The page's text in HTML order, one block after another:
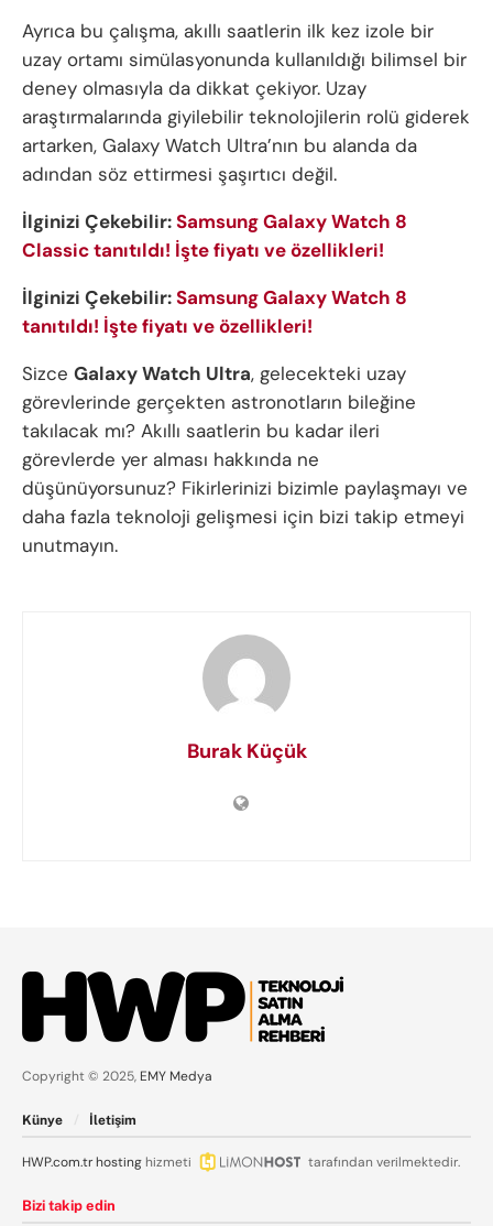
Ayrıca bu çalışma, akıllı saatlerin ilk kez izole bir
uzay ortamı simülasyonunda kullanıldığı bilimsel bir
deney olmasıyla da dikkat çekiyor. Uzay
araştırmalarında giyilebilir teknolojilerin rolü giderek
artarken, Galaxy Watch Ultra’nın bu alanda da
adından söz ettirmesi şaşırtıcı değil.
İlginizi Çekebilir:Samsung Galaxy Watch 8
Classic tanıtıldı! İşte fiyatı ve özellikleri!
İlginizi Çekebilir:Samsung Galaxy Watch 8
tanıtıldı! İşte fiyatı ve özellikleri!
Sizce Galaxy Watch Ultra, gelecekteki uzay
görevlerinde gerçekten astronotların bileğine
takılacak mı? Akıllı saatlerin bu kadar ileri
görevlerde yer alması hakkında ne
düşünüyorsunuz? Fikirlerinizi bizimle paylaşmayı ve
daha fazla teknoloji gelişmesi için bizi takip etmeyi
unutmayın.
Burak Küçük
Copyright © 2025, EMY Medya
Künye İletişim
HWP.com.trhosting hizmeti tarafından verilmektedir.
Bizi takip edin